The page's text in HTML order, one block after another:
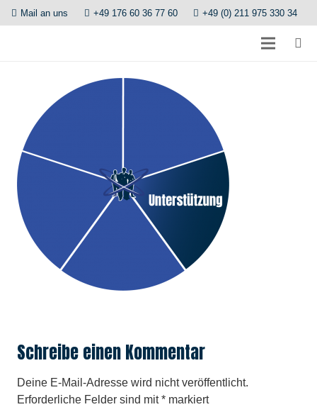
Mail an uns +49 176 60 36 77 60 +49 (0) 211 975 330 34
Schreibe einen Kommentar
Deine E-Mail-Adresse wird nicht veröffentlicht.
Erforderliche Felder sind mit* markiert